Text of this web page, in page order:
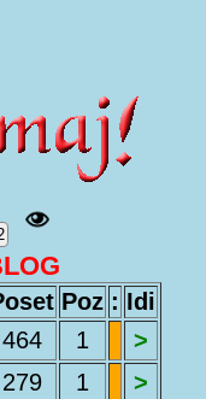
Poz : Idi
464 1
>
279 1
>